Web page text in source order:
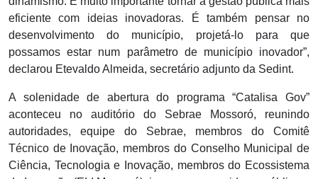
eficiente com ideias inovadoras. É também pensar no
desenvolvimento do município, projetá-lo para que
possamos estar num parâmetro de município inovador”,
declarou Etevaldo Almeida, secretário adjunto da Sedint.
A solenidade de abertura do programa “Catalisa Gov”
aconteceu no auditório do Sebrae Mossoró, reunindo
autoridades, equipe do Sebrae, membros do Comitê
Técnico de Inovação, membros do Conselho Municipal de
Ciência, Tecnologia e Inovação, membros do Ecossistema